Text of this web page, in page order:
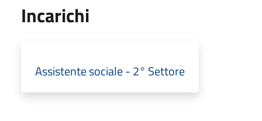
Incarichi
Assistente sociale - 2° Settore